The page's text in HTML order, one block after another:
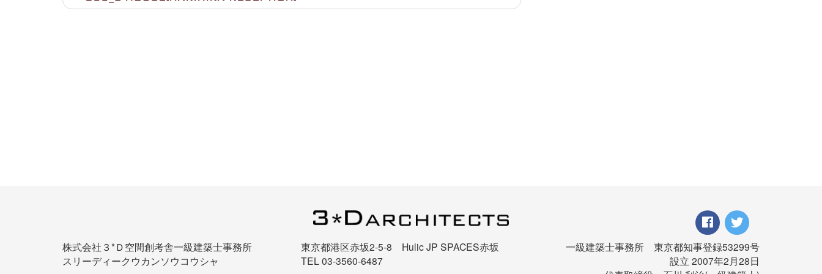
株式会社３*Ｄ空間創考舎一級建築士事務所
スリーディークウカンソウコウシャ
東京都港区赤坂2-5-8 Hulic JP SPACES赤坂
TEL 03-3560-6487
一級建築士事務所 東京都知事登録53299号
設立 2007年2月28日